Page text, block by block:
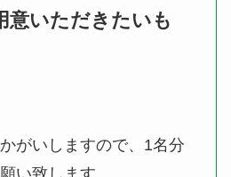
意いただきたいも
がいしますので、1名分
い致します。